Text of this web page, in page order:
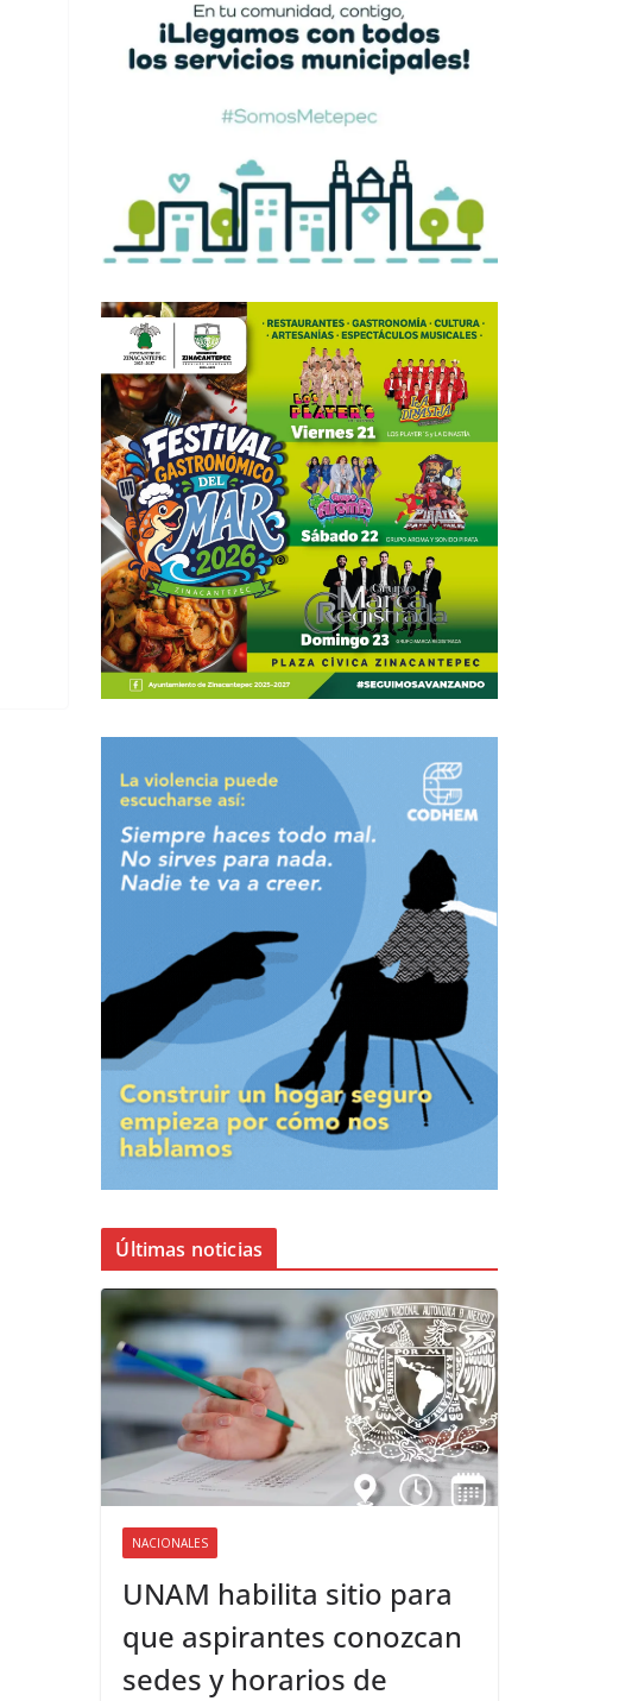
Últimas noticias
NACIONALES
UNAM habilita sitio para
que aspirantes conozcan
sedes y horarios de